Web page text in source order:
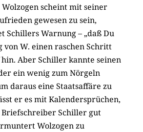
scheint mit seiner
gewesen zu sein,
Schillers Warnung – „daß Du
von W. einen raschen Schritt
Aber Schiller kannte seinen
ein wenig zum Nörgeln
daraus eine Staatsaffäre zu
er es mit Kalendersprüchen,
Schiller gut
Wolzogen zu